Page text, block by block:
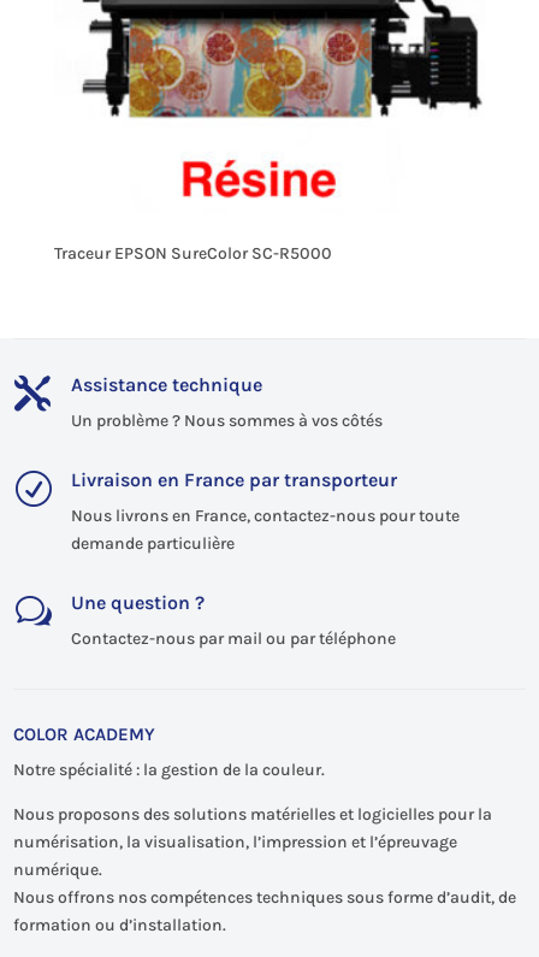
Traceur EPSON SureColor SC-R5000
 Assistance technique
Un problème ? Nous sommes à vos côtés
R Livraison en France par transporteur
Nous livrons en France, contactez-nous pour toute
demande particulière
w Une question ?
Contactez-nous par mail ou par téléphone
COLOR ACADEMY
Notre spécialité : la gestion de la couleur.
Nous proposons des solutions matérielles et logicielles pour la
numérisation, la visualisation, l’impression et l’épreuvage
numérique.
Nous offrons nos compétences techniques sous forme d’audit, de
formation ou d’installation.